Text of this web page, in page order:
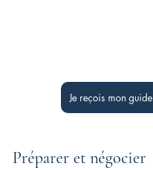
Je reçois mon guide
Préparer et négocier